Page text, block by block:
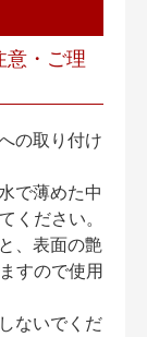
意・ご理
の取り付け
で薄めた中
ください。
、表面の艶
すので使用
ないでくだ